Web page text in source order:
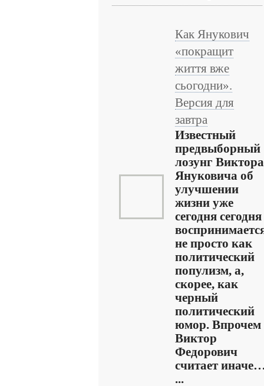
Как Янукович
«покращит
життя вже
сьогодни».
Версия для
завтра
Известный
предвыборный
лозунг Виктора
Януковича об
улучшении
жизни уже
сегодня сегодня
не просто как
политический
популизм, а,
скорее, как
черный
политический
юмор. Впрочем
Виктор
Федорович
считает
...